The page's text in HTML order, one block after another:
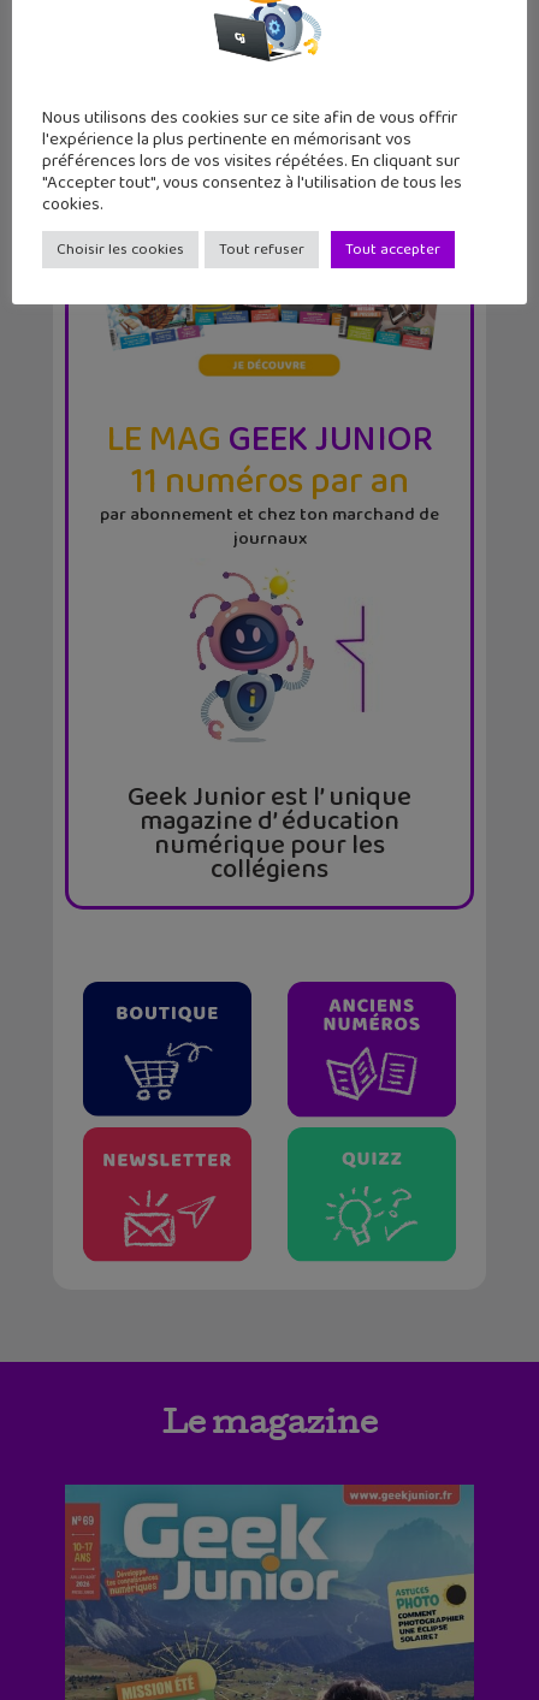
LE MAGGEEK JUNIOR
11 numéros par an
par abonnement et chez ton marchand de
journaux
Geek Junior est l’ unique
magazine d’ éducation
numérique pour les
collégiens
Le magazine
Nous utilisons des cookies sur ce site afin de vous offrir
l'expérience la plus pertinente en mémorisant vos
préférences lors de vos visites répétées. En cliquant sur
"Accepter tout", vous consentez à l'utilisation de tous les
cookies.
Choisir les cookies Tout refuser Tout accepter